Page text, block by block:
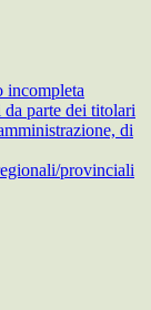
incompleta
parte dei titolari
di
provinciali